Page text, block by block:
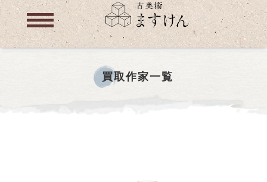
買取作家一覧